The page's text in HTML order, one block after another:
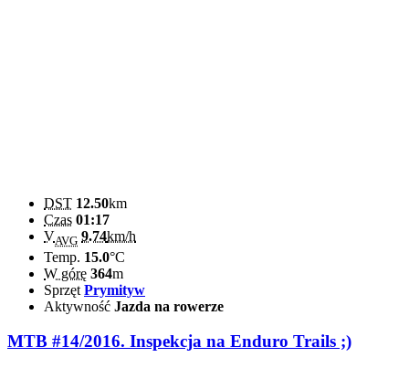
DST 12.50km
Czas 01:17
VAVG 9.74km/h
Temp. 15.0°C
W górę 364m
Sprzęt Prymityw
Aktywność Jazda na rowerze
MTB #14/2016. Inspekcja na Enduro Trails ;)